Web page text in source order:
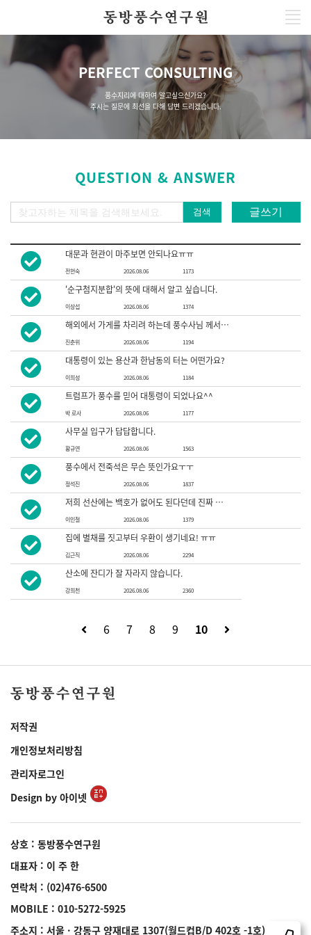
PERFECT CONSULTING
풍수지리에 대하여 알고싶으신가요?
주시는 질문에 최선을 다해 답변 드리겠습니다.
QUESTION & ANSWER
검색 글쓰기
대문과 현관이 마주보면 안되나요ㅠㅠ
전현숙 2026.08.06 1173
'순구첨지분합'의 뜻에 대해서 알고 싶습니다.
이상섭 2026.08.06 1374
해외에서 가게를 차리려 하는데 풍수사님 께서 사진으로 풍수를 하실수 있을실까요?
진춘위 2026.08.06 1194
대통령이 있는 용산과 한남동의 터는 어떤가요?
이희성 2026.08.06 1184
트럼프가 풍수를 믿어 대통령이 되었나요^^
박 로사 2026.08.06 1177
사무실 입구가 답답합니다.
황규연 2026.08.06 1563
풍수에서 전죽석은 무슨 뜻인가요ㅜㅜ
정석진 2026.08.06 1837
저희 선산에는 백호가 없어도 된다던데 진짜 문제가 없나요.
이인철 2026.08.06 1379
집에 별채를 짓고부터 우환이 생기네요! ㅠㅠ
김근직 2026.08.06 2294
산소에 잔디가 잘 자라지 않습니다.
강희천 2026.08.06 2360
6 7 8 9 10
저작권
개인정보처리방침
관리자로그인
Design by 아이넷
상호 : 동방풍수연구원
대표자 : 이 주 한
연락처 : (02)476-6500
MOBILE : 010-5272-5925
주소지 : 서울 · 강동구 양재대로 1307(월드컵B/D 402호 -1호)